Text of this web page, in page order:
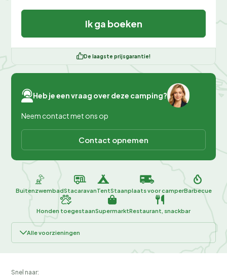
Ik ga boeken
De laagste prijsgarantie!
Heb je een vraag over deze camping?
Neem contact met ons op
Contact opnemen
BuitenzwembadStacaravanTentStaanplaats voor camperBarbecue
Honden toegestaanSupermarktRestaurant, snackbar
Alle voorzieningen
Snel naar: